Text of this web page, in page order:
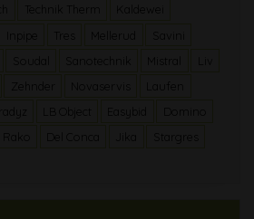
Technik Therm
Kaldewei
Inpipe Tres Mellerud
Sanotechnik Mistral
Zehnder Novaservis
Laufen
LB Object
Del Conca
Stargres